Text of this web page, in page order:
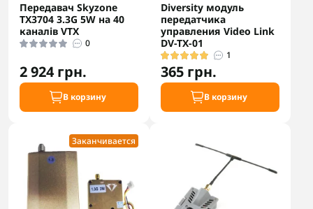
Передавач Skyzone
TX3704 3.3G 5W на 40
каналів VTX
0
2 924 грн.
В корзину
Diversity модуль
передатчика
управления Video Link
DV-TX-01
1
365 грн.
В корзину
Заканчивается